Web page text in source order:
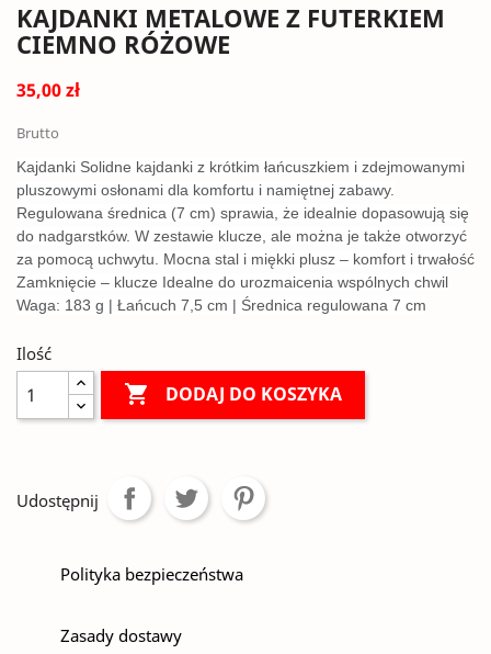
KAJDANKI METALOWE Z FUTERKIEM
CIEMNO RÓŻOWE
35,00 zł
Brutto
Kajdanki Solidne kajdanki z krótkim łańcuszkiem i zdejmowanymi
pluszowymi osłonami dla komfortu i namiętnej zabawy.
Regulowana średnica (7 cm) sprawia, że idealnie dopasowują się
do nadgarstków. W zestawie klucze, ale można je także otworzyć
za pomocą uchwytu. Mocna stal i miękki plusz – komfort i trwałość
Zamknięcie – klucze Idealne do urozmaicenia wspólnych chwil
Waga: 183 g | Łańcuch 7,5 cm | Średnica regulowana 7 cm
Ilość
 DODAJ DO KOSZYKA
Udostępnij
Polityka bezpieczeństwa
Zasady dostawy